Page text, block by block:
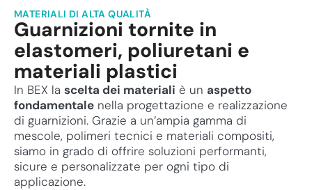
MATERIALI DI ALTA QUALITÀ
Guarnizioni tornite in
elastomeri, poliuretani e
materiali plastici
In BEX la scelta dei materiali è un aspetto
fondamentale nella progettazione e realizzazione
di guarnizioni. Grazie a un’ampia gamma di
mescole, polimeri tecnici e materiali compositi,
siamo in grado di offrire soluzioni performanti,
sicure e personalizzate per ogni tipo di
applicazione.